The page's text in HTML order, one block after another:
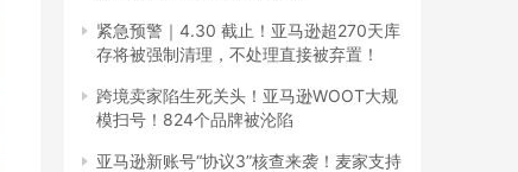
紧急预警｜4.30 截止！亚马逊超270天库
存将被强制清理，不处理直接被弃置！
跨境卖家陷生死关头！亚马逊WOOT大规
模扫号！824个品牌被沦陷
亚马逊新账号“协议3”核查来袭！麦家支持